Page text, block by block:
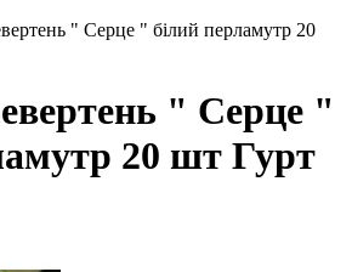
" Серце " білий перламутр 20
" Серце "
20 шт Гурт